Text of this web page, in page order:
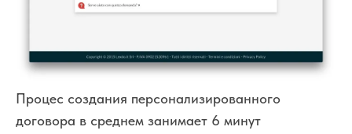
Процес создания персонализированного
договора в среднем занимает 6 минут